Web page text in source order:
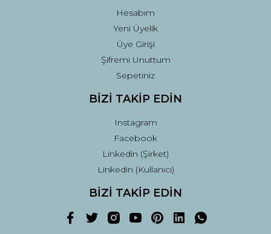
Hesabım
Yeni Üyelik
Üye Girişi
Şifremi Unuttum
Sepetiniz
BİZİ TAKİP EDİN
Instagram
Facebook
Linkedin (Şirket)
Linkedin (Kullanıcı)
BİZİ TAKİP EDİN